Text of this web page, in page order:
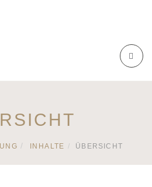
INHALTE ÜBERSICHT